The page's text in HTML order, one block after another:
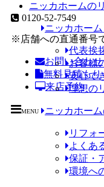
0120-52-7549
※店舗への直通番号
お問い合わせ
無料見積もり
来店予約
MENU
ニッカホームの
ニッカホー
代表挨
お客様
安心で
理想の
ニッカホー
リフォ
よくあ
保証・
環境へ